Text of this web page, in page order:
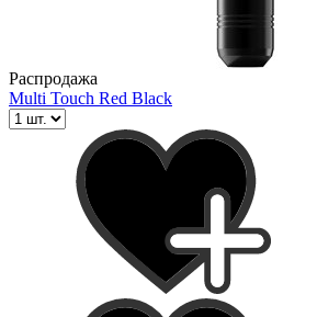
Распродажа
Multi Touch Red Black